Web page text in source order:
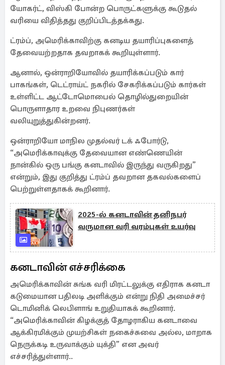
யோகர்ட், விஸ்கி போன்ற பொருட்களுக்கு கூடுதல்
வரியை விதித்தது குறிப்பிடத்தக்கது.
ட்ரம்ப், அமெரிக்காவிற்கு கனடிய தயாரிப்புகளைத்
தேவையற்றதாக தவறாகக் கூறியுள்ளார்.
ஆனால், ஒன்ராறியோவில் தயாரிக்கப்படும் கார்
பாகங்கள், டெட்ராய்ட் நகரில் சேகரிக்கப்படும் கார்கள்
உள்ளிட்ட ஆட்டோமொபைல் தொழில்துறையின்
பொருளாதார உறவை நிபுணர்கள்
வலியுறுத்துகின்றனர்.
ஒன்ராறியோ மாநில முதல்வர் டக் ஃபோர்டு,
“அமெரிக்காவுக்கு தேவையான எண்ணெயின்
நான்கில் ஒரு பங்கு கனடாவில் இருந்து வருகிறது”
என்றும், இது குறித்து ட்ரம்ப் தவறான தகவல்களைப்
பெற்றுள்ளதாகக் கூறினார்.
2025-ல் கனடாவின் தனிநபர்
வருமான வரி வரம்புகள் உயர்வு
கனடாவின் எச்சரிக்கை
அமெரிக்காவின் சுங்க வரி மிரட்டலுக்கு எதிராக கனடா
கடுமையான பதிலடி அளிக்கும் என்று நிதி அமைச்சர்
டொமினிக் லெபிளாங் உறுதியாகக் கூறினார்.
“அமெரிக்காவின் கிழக்குத் தோழராகிய கனடாவை
ஆக்கிரமிக்கும் முயற்சிகள் நகைச்சுவை அல்ல, மாறாக
நெருக்கடி உருவாக்கும் யுக்தி” என அவர்
எச்சரித்துள்ளார்..